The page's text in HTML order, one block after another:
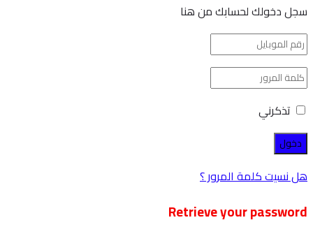
سجل دخولك لحسابك من هنا
تذكرني
هل نسيت كلمة المرور ؟
Retrieve your password